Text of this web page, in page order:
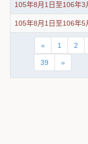
105年8月1日至106年3
105年8月1日至106年
« 1 2
39 »